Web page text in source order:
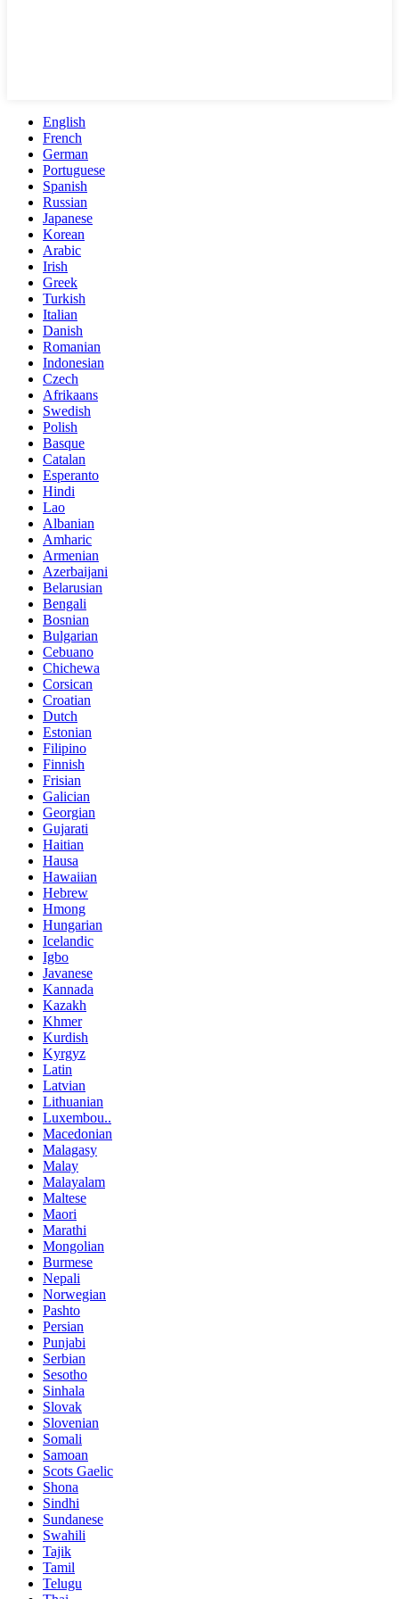
English
French
German
Portuguese
Spanish
Russian
Japanese
Korean
Arabic
Irish
Greek
Turkish
Italian
Danish
Romanian
Indonesian
Czech
Afrikaans
Swedish
Polish
Basque
Catalan
Esperanto
Hindi
Lao
Albanian
Amharic
Armenian
Azerbaijani
Belarusian
Bengali
Bosnian
Bulgarian
Cebuano
Chichewa
Corsican
Croatian
Dutch
Estonian
Filipino
Finnish
Frisian
Galician
Georgian
Gujarati
Haitian
Hausa
Hawaiian
Hebrew
Hmong
Hungarian
Icelandic
Igbo
Javanese
Kannada
Kazakh
Khmer
Kurdish
Kyrgyz
Latin
Latvian
Lithuanian
Luxembou..
Macedonian
Malagasy
Malay
Malayalam
Maltese
Maori
Marathi
Mongolian
Burmese
Nepali
Norwegian
Pashto
Persian
Punjabi
Serbian
Sesotho
Sinhala
Slovak
Slovenian
Somali
Samoan
Scots Gaelic
Shona
Sindhi
Sundanese
Swahili
Tajik
Tamil
Telugu